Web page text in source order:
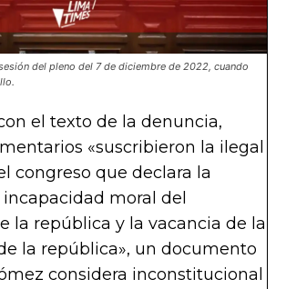
del pleno del 7 de diciembre de 2022, cuando
el texto de la denuncia,
«suscribieron la ilegal
congreso que declara la
moral del
la república y la vacancia de la
la república», un documento
considera inconstitucional